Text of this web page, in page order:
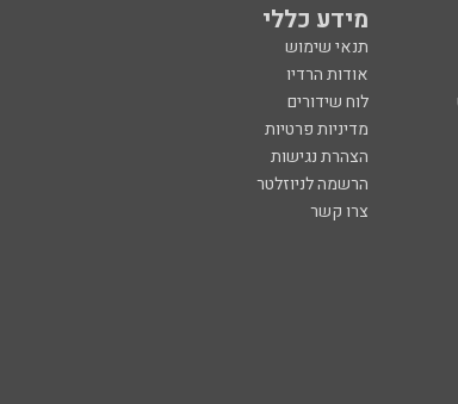
מידע כללי
תנאי שימוש
אודות הרדיו
לוח שידורים
מדיניות פרטיות
הצהרת נגישות
הרשמה לניוזלטר
צרו קשר